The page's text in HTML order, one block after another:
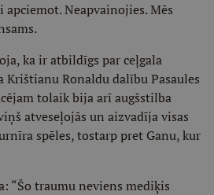
apciemot. Neapvainojies. Mēs
ka ir atbildīgs par ceļgala
Krištianu Ronaldu dalību Pasaules
tolaik bija arī augšstilba
atveseļojās un aizvadīja visas
spēles, tostarp pret Ganu, kur
“Šo traumu neviens mediķis